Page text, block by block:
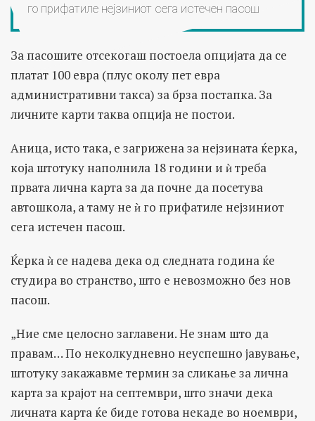
го прифатиле нејзиниот сега истечен пасош
За пасошите отсекогаш постоела опцијата да се
платат 100 евра (плус околу пет евра
административни такса) за брза постапка. За
личните карти таква опција не постои.
Аница, исто така, е загрижена за нејзината ќерка,
која штотуку наполнила 18 години и ѝ треба
првата лична карта за да почне да посетува
автошкола, а таму не ѝ го прифатиле нејзиниот
сега истечен пасош.
Ќерка ѝ се надева дека од следната година ќе
студира во странство, што е невозможно без нов
пасош.
„Ние сме целосно заглавени. Не знам што да
правам… По неколкудневно неуспешно јавување,
штотуку закажавме термин за сликање за лична
карта за крајот на септември, што значи дека
личната карта ќе биде готова некаде во ноември,